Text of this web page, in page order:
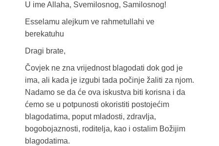
U ime Allaha, Svemilosnog, Samilosnog!
Esselamu alejkum ve rahmetullahi ve
berekatuhu
Dragi brate,
Čovjek ne zna vrijednost blagodati dok god je
ima, ali kada je izgubi tada počinje žaliti za njom.
Nadamo se da će ova iskustva biti korisna i da
ćemo se u potpunosti okoristiti postojećim
blagodatima, poput mladosti, zdravlja,
bogobojaznosti, roditelja, kao i ostalim Božijim
blagodatima.